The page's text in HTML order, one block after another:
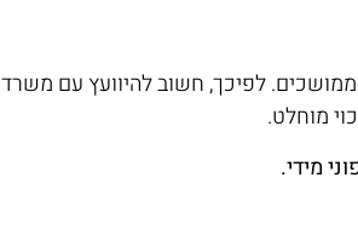
לפיכך, חשוב להיוועץ עם משרד
מוחלט.
מידי.